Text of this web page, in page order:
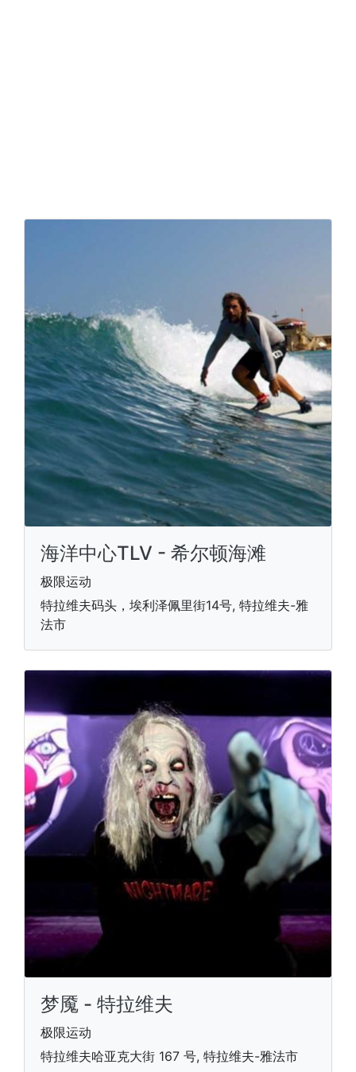
海洋中心TLV - 希尔顿海滩
极限运动
特拉维夫码头，埃利泽佩里街14号, 特拉维夫-雅
法市
梦魇 - 特拉维夫
极限运动
特拉维夫哈亚克大街 167 号, 特拉维夫-雅法市